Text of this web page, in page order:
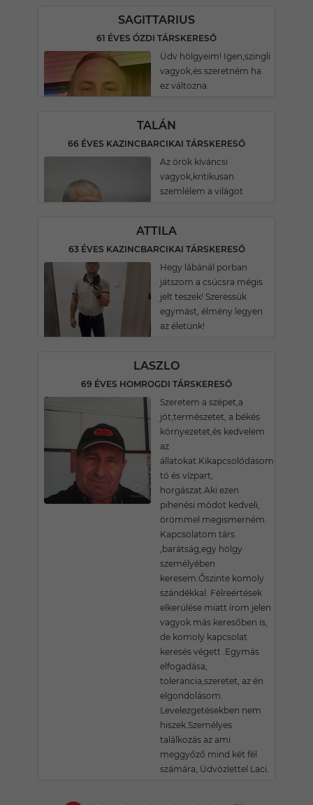
SAGITTARIUS
61 ÉVES ÓZDI TÁRSKERESŐ
Üdv hölgyeim! Igen,szingli
vagyok,és szeretném ha
ez változna.
TALÁN
66 ÉVES KAZINCBARCIKAI TÁRSKERESŐ
Az örök kíváncsi
vagyok,kritikusan
szemlélem a világot
ATTILA
63 ÉVES KAZINCBARCIKAI TÁRSKERESŐ
Hegy lábánál porban
játszom a csúcsra mégis
jelt teszek! Szeressük
egymást, élmény legyen
az életünk!
LASZLO
69 ÉVES HOMROGDI TÁRSKERESŐ
Szeretem a szépet,a
jót,természetet, a békés
környezetet,és kedvelem
az
állatokat.Kikapcsolódásom
tó és vízpart,
horgászat.Aki ezen
pihenési módot kedveli,
örömmel megismerném.
Kapcsolatom társ
,barátság,egy hölgy
személyében
keresem.Őszinte komoly
szándékkal. Félreértések
elkerülése miatt írom jelen
vagyok más keresőben is,
de komoly kapcsolat
keresés végett .Egymás
elfogadása,
tolerancia,szeretet, az én
elgondolásom.
Levelezgetésekben nem
hiszek.Személyes
találkozás az ami
meggyőző mind két fél
számára, Üdvözlettel Laci.